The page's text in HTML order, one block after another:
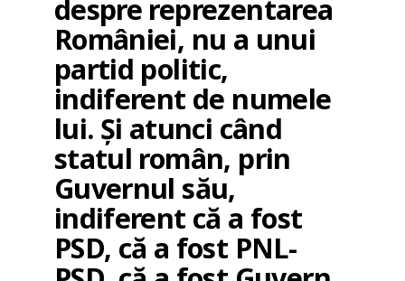
despre reprezentarea
României, nu a unui
partid politic,
indiferent de numele
lui. Și atunci când
statul român, prin
Guvernul său,
indiferent că a fost
PSD, că a fost PNL-